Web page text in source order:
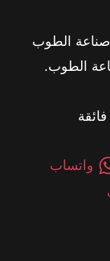
في عالم صناعة الطوب
الطوب.
واتساب